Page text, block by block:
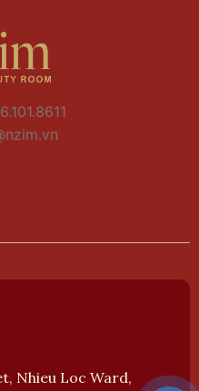
Nhieu Loc Ward,